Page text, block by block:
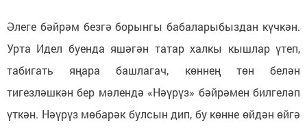
Әлеге бәйрәм безгә борынгы бабаларыбыздан күчкән.
Урта Идел буенда яшәгән татар халкы кышлар үтеп,
табигать яңара башлагач, көннең төн белән
тигезләшкән бер мәлендә «Нәүрүз» бәйрәмен билгеләп
үткән. Нәүрүз мөбарәк булсын дип, бу көнне өйдән өйгә